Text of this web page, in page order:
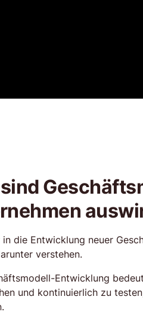
die Entwicklung neuer
verstehen.
Entwicklung
und kontinuierlich zu